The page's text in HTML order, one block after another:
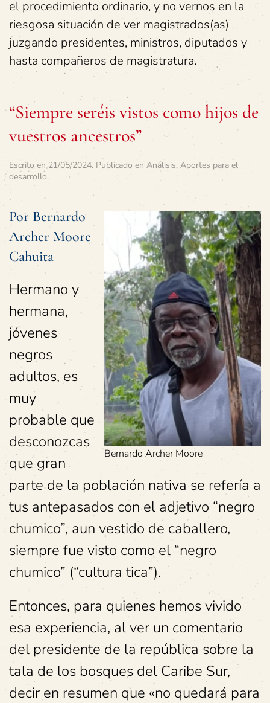
el procedimiento ordinario, y no vernos en la
riesgosa situación de ver magistrados(as)
juzgando presidentes, ministros, diputados y
hasta compañeros de magistratura.
“Siempre seréis vistos como hijos de
vuestros ancestros”
Escrito en21/05/2024. Publicado en Análisis, Aportes para el
desarrollo.
Bernardo Archer Moore
Por Bernardo
Archer Moore
Cahuita
Hermano y
hermana,
jóvenes
negros
adultos, es
muy
probable que
desconozcas
que gran
parte de la población nativa se refería a
tus antepasados con el adjetivo “negro
chumico”, aun vestido de caballero,
siempre fue visto como el “negro
chumico” (“cultura tica”).
Entonces, para quienes hemos vivido
esa experiencia, al ver un comentario
del presidente de la república sobre la
tala de los bosques del Caribe Sur,
decir en resumen que «no quedará para